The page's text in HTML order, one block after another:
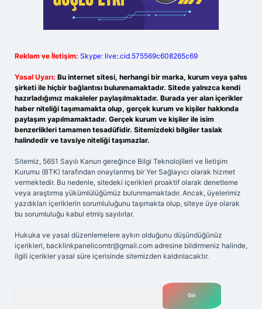
Reklam ve İletişim: Skype: live:.cid.575569c608265c69
Yasal Uyarı: Bu internet sitesi, herhangi bir marka, kurum veya şahıs
şirketi ile hiçbir bağlantısı bulunmamaktadır. Sitede yalnızca kendi
hazırladığımız makaleler paylaşılmaktadır. Burada yer alan içerikler
haber niteliği taşımamakta olup, gerçek kurum ve kişiler hakkında
paylaşım yapılmamaktadır. Gerçek kurum ve kişiler ile isim
benzerlikleri tamamen tesadüfidir. Sitemizdeki bilgiler taslak
halindedir ve tavsiye niteliği taşımazlar.
Sitemiz, 5651 Sayılı Kanun gereğince Bilgi Teknolojileri ve İletişim
Kurumu (BTK) tarafından onaylanmış bir Yer Sağlayıcı olarak hizmet
vermektedir. Bu nedenle, sitedeki içerikleri proaktif olarak denetleme
veya araştırma yükümlülüğümüz bulunmamaktadır. Ancak, üyelerimiz
yazdıkları içeriklerin sorumluluğunu taşımakta olup, siteye üye olarak
bu sorumluluğu kabul etmiş sayılırlar.
Hukuka ve yasal düzenlemelere aykırı olduğunu düşündüğünüz
içerikleri, backlinkpanelicomtr@gmail.com adresine bildirmeniz halinde,
ilgili içerikler yasal süre içerisinde sitemizden kaldırılacaktır.